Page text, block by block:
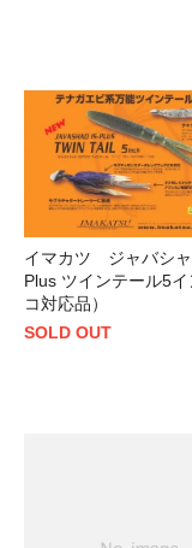
イマカツ ジャバシ
Plus ツインテール5
コ対応品）
SOLD OUT